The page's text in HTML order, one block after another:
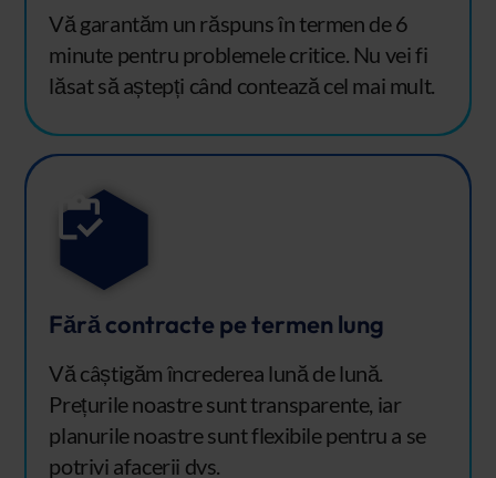
Vă garantăm un răspuns în termen de 6
minute pentru problemele critice. Nu vei fi
lăsat să aștepți când contează cel mai mult.
Fără contracte pe termen lung
Vă câștigăm încrederea lună de lună.
Prețurile noastre sunt transparente, iar
planurile noastre sunt flexibile pentru a se
potrivi afacerii dvs.